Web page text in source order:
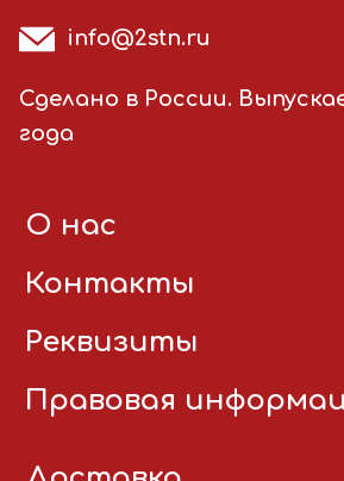
info@2stn.ru
Сделано в России.
года
О нас
Контакты
Реквизиты
Правовая